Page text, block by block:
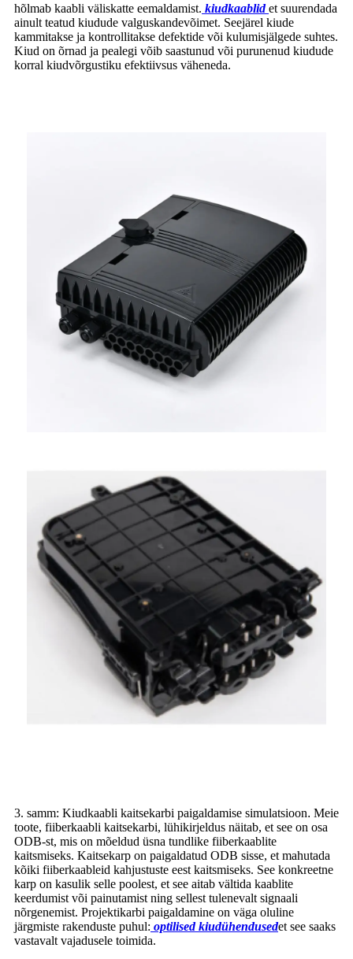
hõlmab kaabli väliskatte eemaldamist. kiudkaablid et suurendada
ainult teatud kiudude valguskandevõimet. Seejärel kiude
kammitakse ja kontrollitakse defektide või kulumisjälgede suhtes.
Kiud on õrnad ja pealegi võib saastunud või purunenud kiudude
korral kiudvõrgustiku efektiivsus väheneda.
3. samm: Kiudkaabli kaitsekarbi paigaldamise simulatsioon. Meie
toote, fiiberkaabli kaitsekarbi, lühikirjeldus näitab, et see on osa
ODB-st, mis on mõeldud üsna tundlike fiiberkaablite
kaitsmiseks. Kaitsekarp on paigaldatud ODB sisse, et mahutada
kõiki fiiberkaableid kahjustuste eest kaitsmiseks. See konkreetne
karp on kasulik selle poolest, et see aitab vältida kaablite
keerdumist või painutamist ning sellest tulenevalt signaali
nõrgenemist. Projektikarbi paigaldamine on väga oluline
järgmiste rakenduste puhul: optilised kiudühendusedet see saaks
vastavalt vajadusele toimida.